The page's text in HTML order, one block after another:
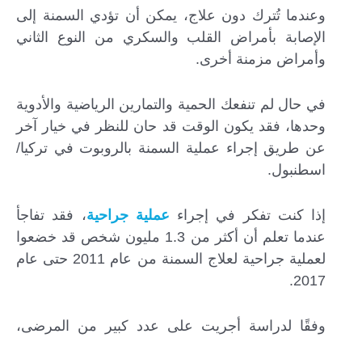
وعندما تُترك دون علاج، يمكن أن تؤدي السمنة إلى
الإصابة بأمراض القلب والسكري من النوع الثاني
وأمراض مزمنة أخرى.
في حال لم تنفعك الحمية والتمارين الرياضية والأدوية
وحدها، فقد يكون الوقت قد حان للنظر في خيار آخر
عن طريق إجراء عملية السمنة بالروبوت في تركيا/
اسطنبول.
إذا كنت تفكر في إجراء عملية جراحية، فقد تفاجأ
عندما تعلم أن أكثر من 1.3 مليون شخص قد خضعوا
لعملية جراحية لعلاج السمنة من عام 2011 حتى عام
2017.
وفقًا لدراسة أجريت على عدد كبير من المرضى،